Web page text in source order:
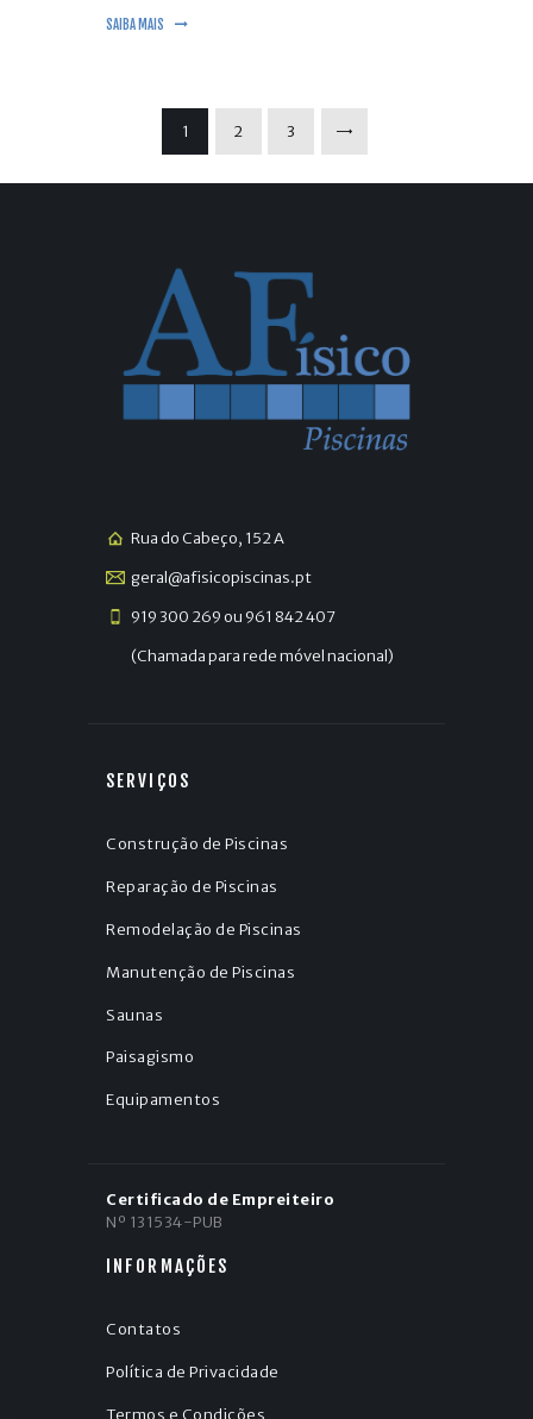
SAIBA MAIS
Paginação
conteúdos
PÁGINA
1 PÁGINA
2 PÁGINA
3
Rua do Cabeço, 152 A
geral@afisicopiscinas.pt
919 300 269 ou 961 842 407
(Chamada para rede móvel nacional)
SERVIÇOS
Construção de Piscinas
Reparação de Piscinas
Remodelação de Piscinas
Manutenção de Piscinas
Saunas
Paisagismo
Equipamentos
Certificado de Empreiteiro
Nº 131534-PUB
INFORMAÇÕES
Contatos
Política de Privacidade
Termos e Condições